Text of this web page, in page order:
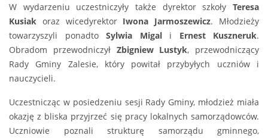
W wydarzeniu uczestniczyły także dyrektor szkoły Teresa
Kusiak oraz wicedyrektor Iwona Jarmoszewicz. Młodzieży
towarzyszyli ponadto Sylwia Migali Ernest Kuszneruk.
Obradom przewodniczył Zbigniew Lustyk, przewodniczący
Rady Gminy Zalesie, który powitał przybyłych uczniów i
nauczycieli.
Uczestnicząc w posiedzeniu sesji Rady Gminy, młodzież miała
okazję z bliska przyjrzeć się pracy lokalnych samorządowców.
Uczniowie poznali strukturę samorządu gminnego,